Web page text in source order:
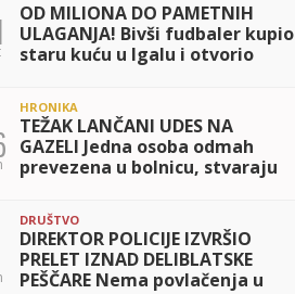
OD MILIONA DO PAMETNIH
ULAGANJA! Bivši fudbaler kupio
staru kuću u Igalu i otvorio
supru
HRONIKA
TEŽAK LANČANI UDES NA
GAZELI Jedna osoba odmah
prevezena u bolnicu, stvaraju
DRUŠTVO
DIREKTOR POLICIJE IZVRŠIO
PRELET IZNAD DELIBLATSKE
PEŠČARE Nema povlačenja u